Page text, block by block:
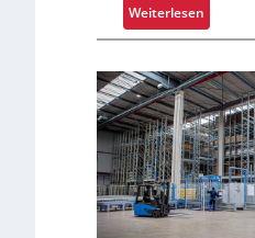
c
t
s
t
o
f
f
r
Weiterlesen
K
m
m
i
s
s
i
o